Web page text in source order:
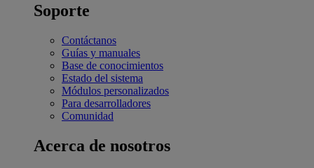
Soporte
Contáctanos
Guías y manuales
Base de conocimientos
Estado del sistema
Módulos personalizados
Para desarrolladores
Comunidad
Acerca de nosotros